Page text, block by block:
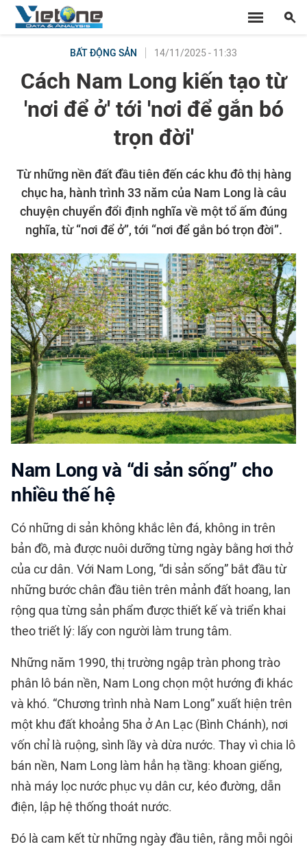
BẤT ĐỘNG SẢN 14/11/2025 - 11:33
Cách Nam Long kiến tạo từ
'nơi để ở' tới 'nơi để gắn bó
trọn đời'
Từ những nền đất đầu tiên đến các khu đô thị hàng
chục ha, hành trình 33 năm của Nam Long là câu
chuyện chuyển đổi định nghĩa về một tổ ấm đúng
nghĩa, từ “nơi để ở”, tới “nơi để gắn bó trọn đời”.
Nam Long và “di sản sống” cho
nhiều thế hệ
Có những di sản không khắc lên đá, không in trên
bản đồ, mà được nuôi dưỡng từng ngày bằng hơi thở
của cư dân. Với Nam Long, “di sản sống” bắt đầu từ
những bước chân đầu tiên trên mảnh đất hoang, lan
rộng qua từng sản phẩm được thiết kế và triển khai
theo triết lý: lấy con người làm trung tâm.
Những năm 1990, thị trường ngập tràn phong trào
phân lô bán nền, Nam Long chọn một hướng đi khác
và khó. “Chương trình nhà Nam Long” xuất hiện trên
một khu đất khoảng 5ha ở An Lạc (Bình Chánh), nơi
vốn chỉ là ruộng, sình lầy và dừa nước. Thay vì chia lô
bán nền, Nam Long làm hẳn hạ tầng: khoan giếng,
nhà máy lọc nước phục vụ dân cư, kéo đường, dẫn
điện, lập hệ thống thoát nước.
Đó là cam kết từ những ngày đầu tiên, rằng mỗi ngôi